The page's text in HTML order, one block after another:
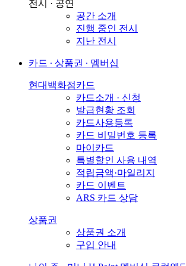
전시 · 공연
공간 소개
진행 중인 전시
지난 전시
카드 ∙ 상품권 ∙ 멤버십
현대백화점카드
카드소개 · 신청
발급현황 조회
카드사용등록
카드 비밀번호 등록
마이카드
특별할인 사용 내역
적립금액·마일리지
카드 이벤트
ARS 카드 상담
상품권
상품권 소개
구입 안내